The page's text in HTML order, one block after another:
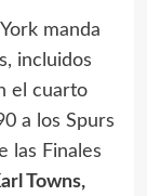
manda
incluidos
el cuarto
a los Spurs
las Finales
Towns,